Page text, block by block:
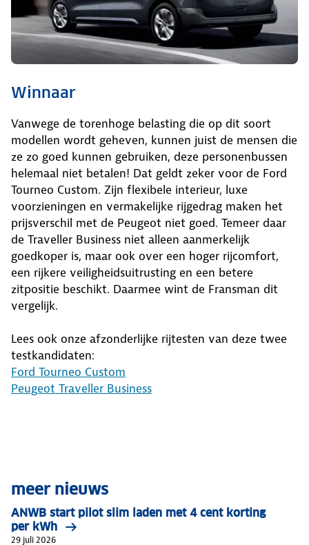
Winnaar
Vanwege de torenhoge belasting die op dit soort
modellen wordt geheven, kunnen juist de mensen die
ze zo goed kunnen gebruiken, deze personenbussen
helemaal niet betalen! Dat geldt zeker voor de Ford
Tourneo Custom. Zijn flexibele interieur, luxe
voorzieningen en vermakelijke rijgedrag maken het
prijsverschil met de Peugeot niet goed. Temeer daar
de Traveller Business niet alleen aanmerkelijk
goedkoper is, maar ook over een hoger rijcomfort,
een rijkere veiligheidsuitrusting en een betere
zitpositie beschikt. Daarmee wint de Fransman dit
vergelijk.
Lees ook onze afzonderlijke rijtesten van deze twee
testkandidaten:
Ford Tourneo Custom
Peugeot Traveller Business
meer nieuws
ANWB start pilot slim laden met 4 cent korting
per kWh
29 juli 2026